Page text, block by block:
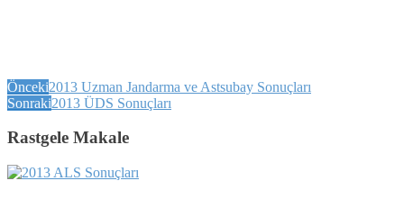
Önceki2013 Uzman Jandarma ve Astsubay Sonuçları
Sonraki2013 ÜDS Sonuçları
Rastgele Makale